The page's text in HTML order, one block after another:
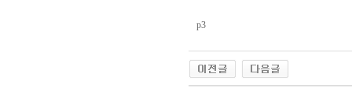
아
터 링
와 미
p3